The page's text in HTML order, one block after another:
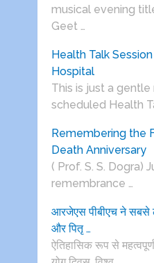
musical evening
Geet …
Health Talk
Hospital
This is just a
scheduled Health
Remembering the
Death Anniversary
( Prof. S. S. Dogra)
remembrance …
आरजेएस पीबीएच ने सबसे
और पितृ …
ऐतिहासिक रूप से